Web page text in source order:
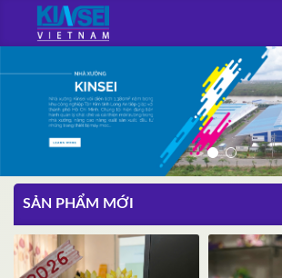
SẢN PHẨM MỚI